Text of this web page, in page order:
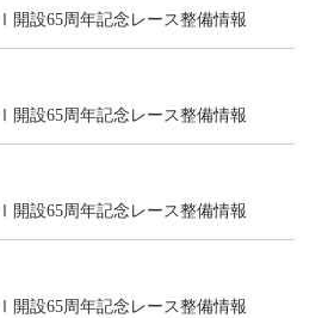
開設65周年記念レース整備情報
開設65周年記念レース整備情報
開設65周年記念レース整備情報
開設65周年記念レース整備情報